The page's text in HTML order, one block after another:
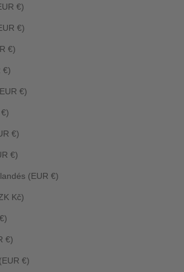
€)
€)
€)
€)
€)
€)
€)
(EUR €)
Kč)
€)
€)